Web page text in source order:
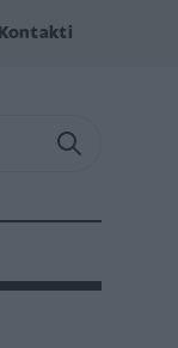
Kontakti